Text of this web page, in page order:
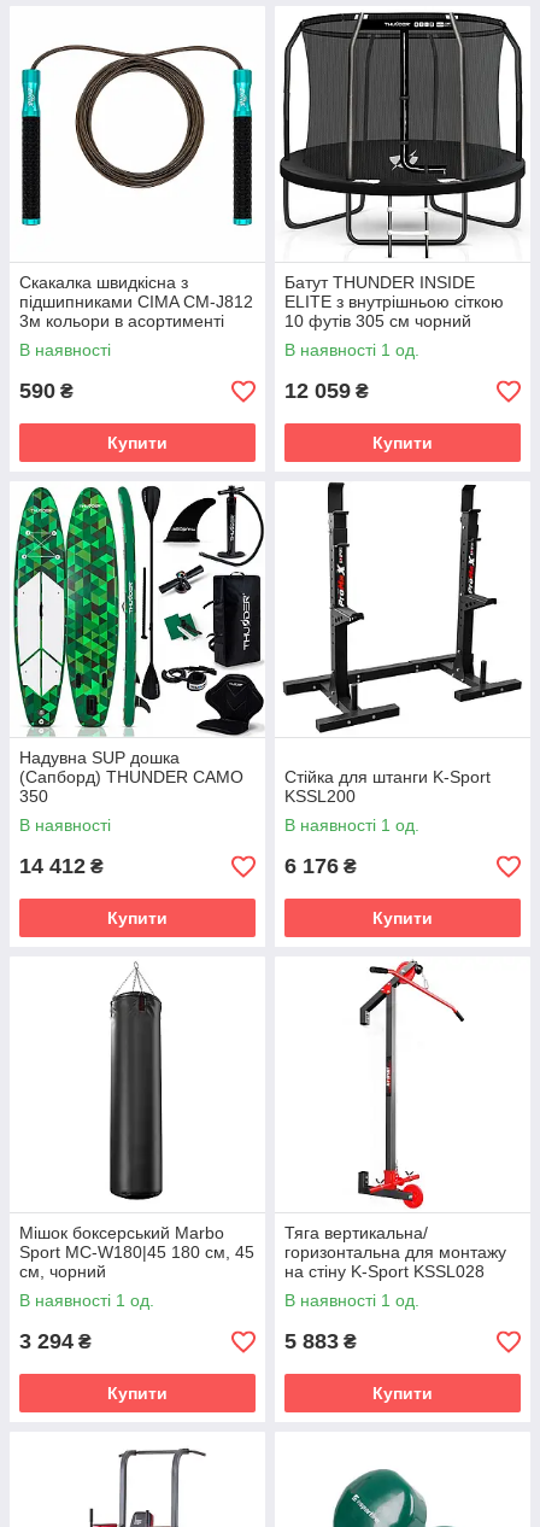
Скакалка швидкісна з
підшипниками CIMA CM-J812
3м кольори в асортименті
В наявності
590 ₴
Купити
Батут THUNDER INSIDE
ELITE з внутрішньою сіткою
10 футів 305 см чорний
В наявності 1 од.
12 059 ₴
Купити
Надувна SUP дошка
(Сапборд) THUNDER CAMO
350
В наявності
14 412 ₴
Купити
Стійка для штанги K-Sport
KSSL200
В наявності 1 од.
6 176 ₴
Купити
Мішок боксерський Marbo
Sport MC-W180|45 180 см, 45
см, чорний
В наявності 1 од.
3 294 ₴
Купити
Тяга вертикальна/
горизонтальна для монтажу
на стіну K-Sport KSSL028
В наявності 1 од.
5 883 ₴
Купити